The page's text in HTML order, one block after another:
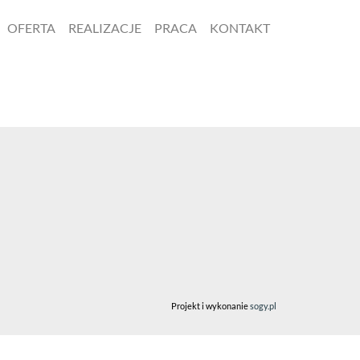
OFERTA REALIZACJE PRACA KONTAKT
Projekt i wykonaniesogy.pl